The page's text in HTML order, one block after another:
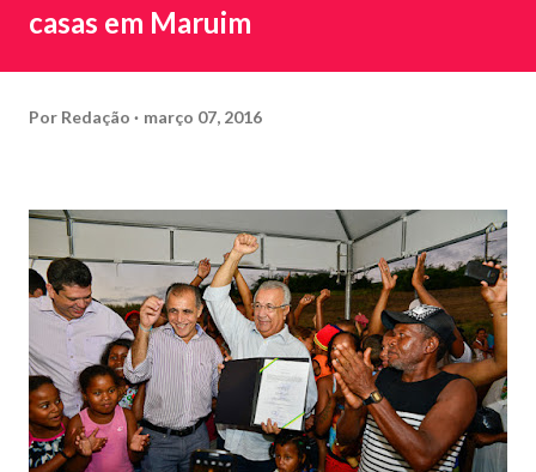
casas em Maruim
Por Redação março 07, 2016